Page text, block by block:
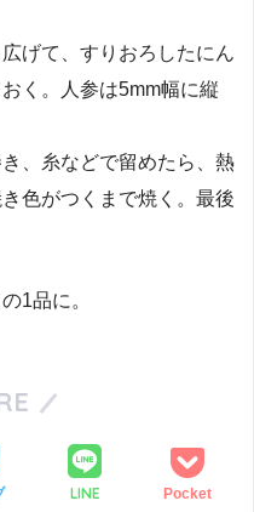
げて、すりおろしたにん
く。人参は5mm幅に縦
、糸などで留めたら、熱
色がつくまで焼く。最後
1品に。
LINE Pocket